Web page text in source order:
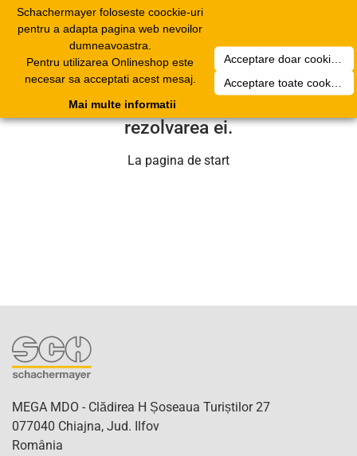
Schachermayer foloseste coockie-uri
pentru a adapta pagina web nevoilor
dumneavoastra.
Pentru utilizarea Onlineshop este
necesar sa acceptati acest mesaj.
Acceptare doar cookierurile necesare
Acceptare toate cookieurilor
Mai multe informatii
navigation
Din pacate a aparut o problema
tehnica. Echipa noastra se va ocupa de
rezolvarea ei.
La pagina de start
MEGA MDO - Clădirea H Șoseaua Turiștilor 27
077040 Chiajna, Jud. Ilfov
România